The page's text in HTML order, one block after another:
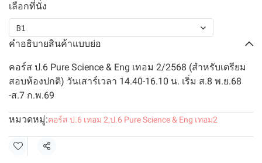
เลือกที่นั่ง
B1
คำอธิบายสินค้าแบบย่อ
คอร์ส ป.6 Pure Science & Eng เทอม 2/2568 (สำหรับเตรียม
สอบห้องปกติ) วันเสาร์เวลา 14.40-16.10 น. เริ่ม ส.8 พ.ย.68
-ส.7 ก.พ.69
หมวดหมู่:คอร์ส ป.6 เทอม 2,ป.6 Pure Science & Eng เทอม2
แชร์